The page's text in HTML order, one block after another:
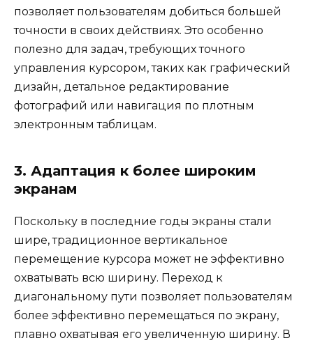
позволяет пользователям добиться большей
точности в своих действиях. Это особенно
полезно для задач, требующих точного
управления курсором, таких как графический
дизайн, детальное редактирование
фотографий или навигация по плотным
электронным таблицам.
3. Адаптация к более широким
экранам
Поскольку в последние годы экраны стали
шире, традиционное вертикальное
перемещение курсора может не эффективно
охватывать всю ширину. Переход к
диагональному пути позволяет пользователям
более эффективно перемещаться по экрану,
плавно охватывая его увеличенную ширину. В